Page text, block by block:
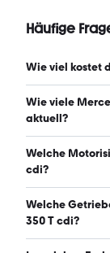
Häufige
Wie viel kostet
Ein guter Preis
zwischen
Wie viele
aktuell?
Es gibt
mobile.de,
Welche
cdi?
Der Mercedes-
231 und 265
Welche
350 T cdi?